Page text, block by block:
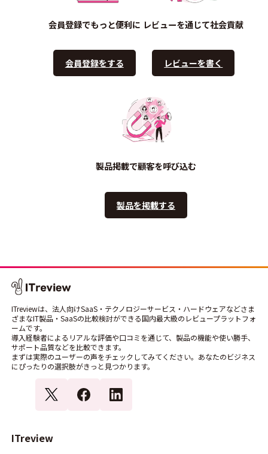
会員登録でもっと便利に
会員登録をする
レビューを通じて社会貢献
レビューを書く
製品掲載で顧客を呼び込む
製品を掲載する
ITreviewは、法人向けSaaS・テクノロジーサービス・ハードウェアなどさま
ざまなIT製品・SaaSの比較検討ができる国内最大級のレビュープラットフォ
ームです。
導入経験者によるリアルな評価や口コミを通じて、製品の機能や使い勝手、
サポート品質などを比較できます。
まずは実際のユーザーの声をチェックしてみてください。あなたのビジネス
にぴったりの選択肢がきっと見つかります。
ITreview